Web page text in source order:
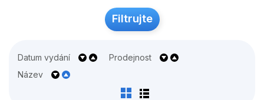
Tipy redakce
Filtrujte
Datum vydání
Prodejnost
Název